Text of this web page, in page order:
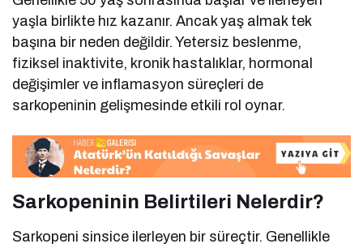
yaşla birlikte hız kazanır. Ancak yaş almak tek
başına bir neden değildir. Yetersiz beslenme,
fiziksel inaktivite, kronik hastalıklar, hormonal
değişimler ve inflamasyon süreçleri de
sarkopeninin gelişmesinde etkili rol oynar.
Sarkopeninin Belirtileri Nelerdir?
Sarkopeni sinsice ilerleyen bir süreçtir. Genellikle